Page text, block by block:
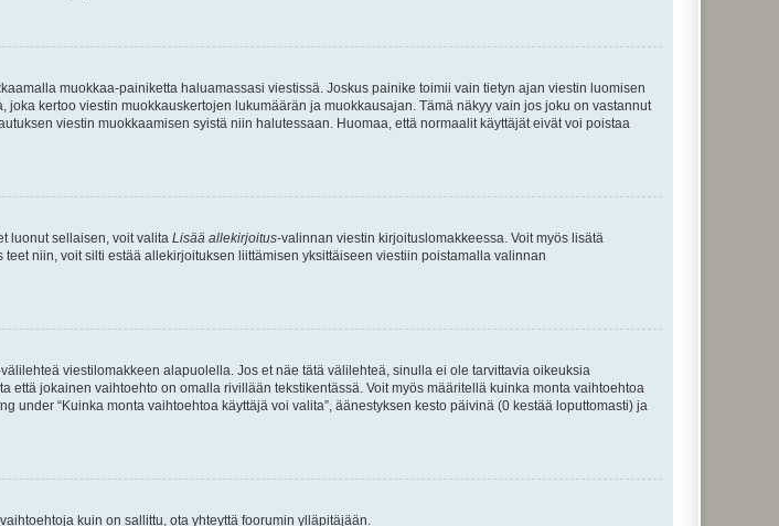
muokkaa-painiketta haluamassasi viestissä. Joskus painike toimii vain tietyn ajan viestin luomisen
kertoo viestin muokkauskertojen lukumäärän ja muokkausajan. Tämä näkyy vain jos joku on vastannut
viestin muokkaamisen syistä niin halutessaan. Huomaa, että normaalit käyttäjät eivät voi poistaa
luonut sellaisen, voit valita Lisää allekirjoitus-valinnan viestin kirjoituslomakkeessa. Voit myös lisätä
niin, voit silti estää allekirjoituksen liittämisen yksittäiseen viestiin poistamalla valinnan
viestilomakkeen alapuolella. Jos et näe tätä välilehteä, sinulla ei ole tarvittavia oikeuksia
jokainen vaihtoehto on omalla rivillään tekstikentässä. Voit myös määritellä kuinka monta vaihtoehtoa
under “Kuinka monta vaihtoehtoa käyttäjä voi valita”, äänestyksen kesto päivinä (0 kestää loputtomasti) ja
kuin on sallittu, ota yhteyttä foorumin ylläpitäjään.